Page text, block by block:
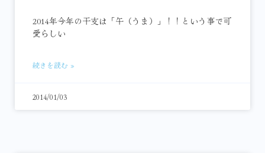
2014年今年の干支は「午（うま）」！！という事で可
愛らしい
続きを読む »
2014/01/03